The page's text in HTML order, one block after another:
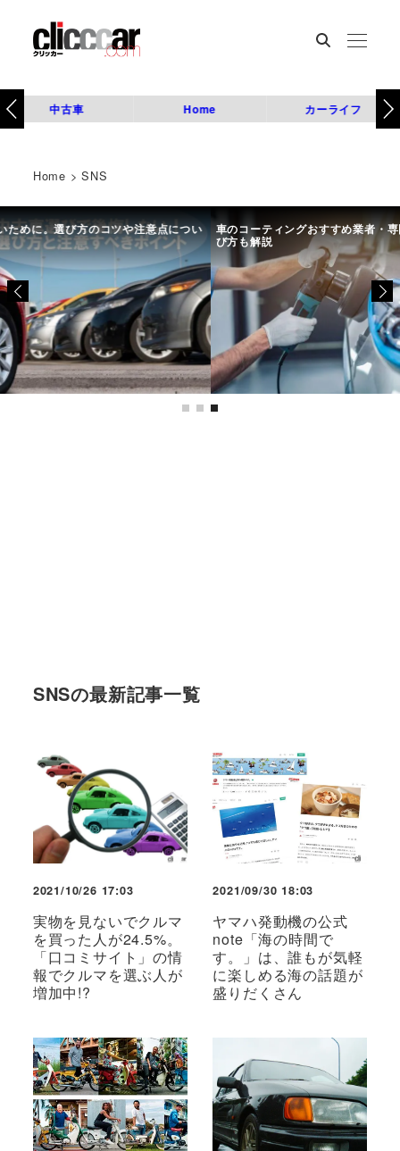
中古車 Home カーライフ
Home >SNS
い 車のコーティングおすすめ業者・専門店8選を比較｜種類や選
び方も解説
初め
SNSの最新記事一覧
2021/10/26 17:03
実物を見ないでクルマ
を買った人が24.5%。
「口コミサイト」の情
報でクルマを選ぶ人が
増加中!?
2021/09/30 18:03
ヤマハ発動機の公式
note「海の時間で
す。」は、誰もが気軽
に楽しめる海の話題が
盛りだくさん